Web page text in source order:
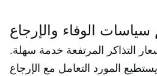
التذاكر المرتفعة خدمة سهلة.
المورد التعامل مع الإرجاع